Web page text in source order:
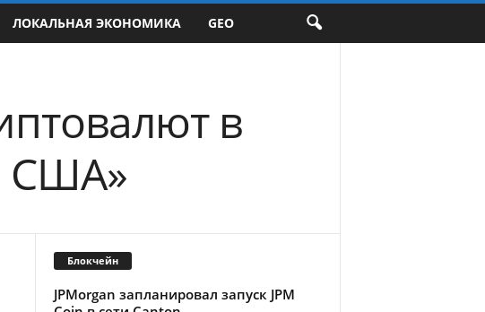
ЛОКАЛЬНАЯ ЭКОНОМИКА GEO
в
США»
Блокчейн
JPMorgan запланировал запуск JPM